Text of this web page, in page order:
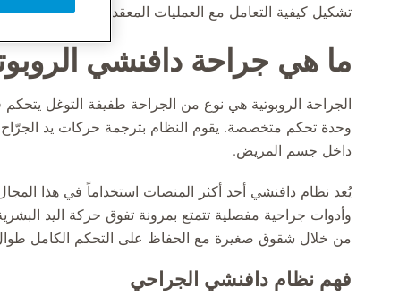
تشكيل كيفية التعامل مع العمليات المعقدة وتجربة المرضى
ما هي جراحة دافنشي
الجراحة الروبوتية هي نوع من الجراحة طفيفة التوغل يتحكم
وحدة تحكم متخصصة. يقوم النظام بترجمة حركات يد
داخل جسم المريض.
يُعد نظام دافنشي أحد أكثر المنصات استخداماً في هذا
وأدوات جراحية مفصلية تتمتع بمرونة تفوق حركة اليد
من خلال شقوق صغيرة مع الحفاظ على التحكم الكامل طوال
فهم نظام دافنشي الجراحي